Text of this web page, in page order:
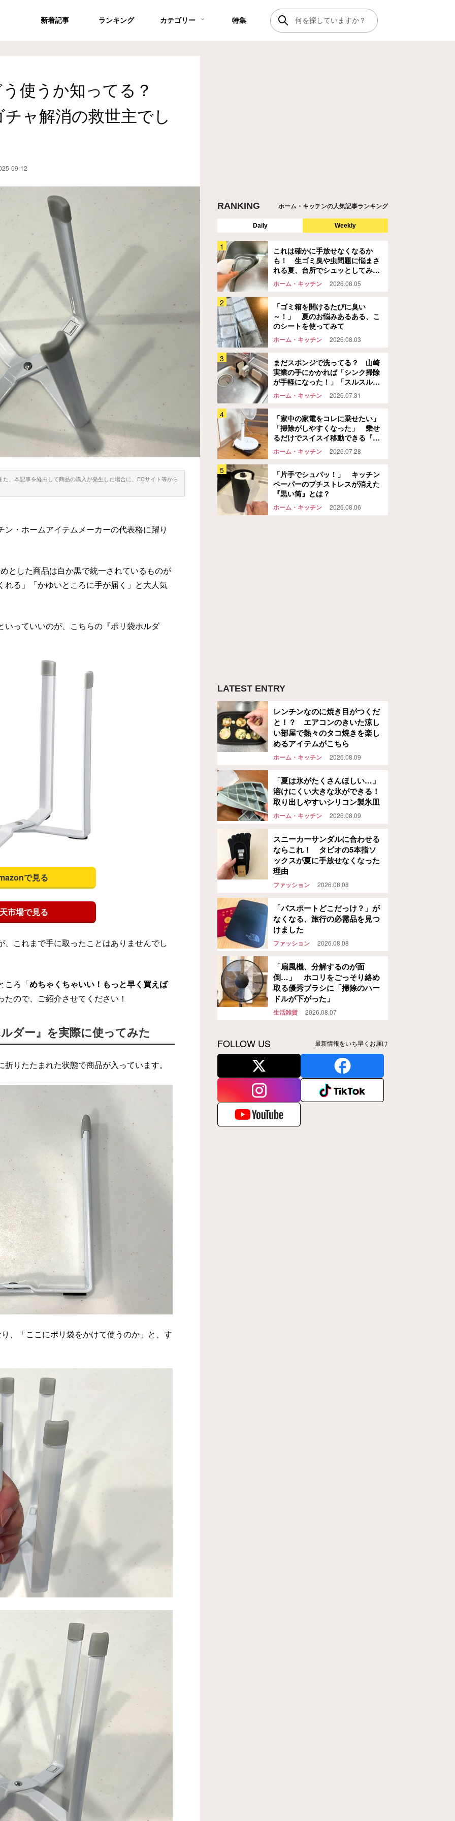
新着記事 ランキング カテゴリー 特集
使うか知ってる？
ャ解消の救世主でし
09-12
、本記事を経由して商品の購入が発生した場合に、ECサイト等から
・ホームアイテムメーカーの代表格に躍り
とした商品は白か黒で統一されているものが
る」「かゆいところに手が届く」と大人気
っていいのが、こちらの『ポリ袋ホルダ
で見る
市場で見る
これまで手に取ったことはありませんでし
ころ「めちゃくちゃいい！もっと早く買えば
ので、ご紹介させてください！
ダー』を実際に使ってみた
りたたまれた状態で商品が入っています。
、「ここにポリ袋をかけて使うのか」と、す
RANKING ホーム・キッチンの人気記事ランキング
Daily Weekly
も！ 生ゴミ臭や虫問題に悩まさ
れる夏、台所でシュッとしてみた
ホーム・キッチン
「片手でシュパッ！」 キッチン
ペーパーのプチストレスが消えた
『黒い筒』とは？
ホーム・キッチン
「ゴミ箱を開けるたびに臭い
～！」 夏のお悩みあるある、こ
のシートを使ってみて
ほうきに髪の毛が絡まってイライ
ラ… 掃除のちょいストレス、
『シリコン製のコレ』を試した結
果？
ホーム・キッチン
まだスポンジで洗ってる？ 山崎
実業の手にかかれば「シンク掃除
これは確かに手放せなくなるか
も！ 生ゴミ臭や虫問題に悩まさ
れる夏、台所でシュッとしてみた
ら…
ホーム・キッチン 2026.08.05
「ゴミ箱を開けるたびに臭い
～！」 夏のお悩みあるある、こ
のシートを使ってみて
ホーム・キッチン 2026.08.03
まだスポンジで洗ってる？ 山崎
実業の手にかかれば「シンク掃除
が手軽になった！」「スルスル洗
えて気持ちいい！」
ホーム・キッチン 2026.07.31
「家中の家電をコレに乗せたい」
「掃除がしやすくなった」 乗せ
るだけでスイスイ移動できる『自
立する台車』、さらに便利なの
が…
ホーム・キッチン 2026.07.28
「片手でシュパッ！」 キッチン
ペーパーのプチストレスが消えた
『黒い筒』とは？
ホーム・キッチン 2026.08.06
LATEST ENTRY
レンチンなのに焼き目がつくだ
と！？ エアコンのきいた涼し
い部屋で熱々のタコ焼きを楽し
めるアイテムがこちら
ホーム・キッチン 2026.08.09
「夏は氷がたくさんほしい…」
溶けにくい大きな氷ができる！
取り出しやすいシリコン製氷皿
ホーム・キッチン 2026.08.09
スニーカーサンダルに合わせる
ならこれ！ タビオの5本指ソ
ックスが夏に手放せなくなった
理由
ファッション 2026.08.08
「パスポートどこだっけ？」が
なくなる、旅行の必需品を見つ
けました
ファッション 2026.08.08
「扇風機、分解するのが面
倒…」 ホコリをごっそり絡め
取る優秀ブラシに「掃除のハー
ドルが下がった」
生活雑貨 2026.08.07
FOLLOW US 最新情報をいち早くお届け